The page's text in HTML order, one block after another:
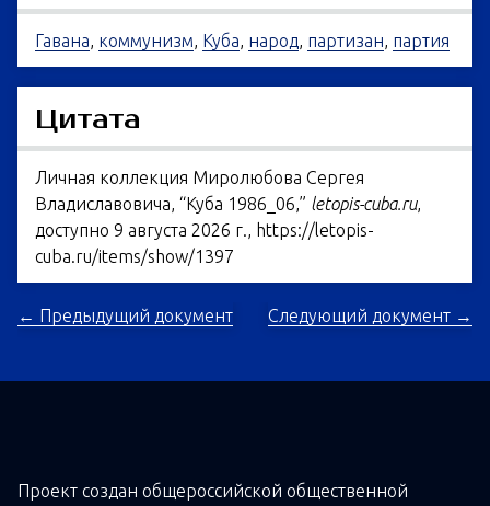
Гавана, коммунизм, Куба, народ, партизан, партия
Цитата
Личная коллекция Миролюбова Сергея
Владиславовича, “Куба 1986_06,” letopis-cuba.ru,
доступно 9 августа 2026 г., https://letopis-
cuba.ru/items/show/1397
← Предыдущий документ Следующий документ →
Проект создан общероссийской общественной